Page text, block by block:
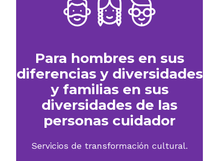
Para hombres en sus
diferencias y diversidades
y familias en sus
diversidades de las
personas cuidador
Servicios de transformación cultural.